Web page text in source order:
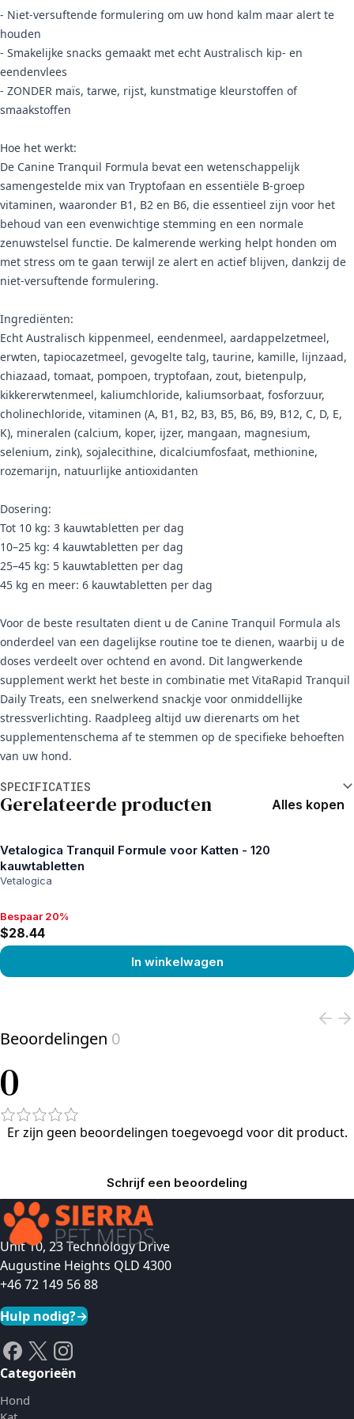
- Niet-versuftende formulering om uw hond kalm maar alert te
houden
- Smakelijke snacks gemaakt met echt Australisch kip- en
eendenvlees
- ZONDER maïs, tarwe, rijst, kunstmatige kleurstoffen of
smaakstoffen
Hoe het werkt:
De Canine Tranquil Formula bevat een wetenschappelijk
samengestelde mix van Tryptofaan en essentiële B-groep
vitaminen, waaronder B1, B2 en B6, die essentieel zijn voor het
behoud van een evenwichtige stemming en een normale
zenuwstelsel functie. De kalmerende werking helpt honden om
met stress om te gaan terwijl ze alert en actief blijven, dankzij de
niet-versuftende formulering.
Ingrediënten:
Echt Australisch kippenmeel, eendenmeel, aardappelzetmeel,
erwten, tapiocazetmeel, gevogelte talg, taurine, kamille, lijnzaad,
chiazaad, tomaat, pompoen, tryptofaan, zout, bietenpulp,
kikkererwtenmeel, kaliumchloride, kaliumsorbaat, fosforzuur,
cholinechloride, vitaminen (A, B1, B2, B3, B5, B6, B9, B12, C, D, E,
K), mineralen (calcium, koper, ijzer, mangaan, magnesium,
selenium, zink), sojalecithine, dicalciumfosfaat, methionine,
rozemarijn, natuurlijke antioxidanten
Dosering:
Tot 10 kg: 3 kauwtabletten per dag
10–25 kg: 4 kauwtabletten per dag
25–45 kg: 5 kauwtabletten per dag
45 kg en meer: 6 kauwtabletten per dag
Voor de beste resultaten dient u de Canine Tranquil Formula als
onderdeel van een dagelijkse routine toe te dienen, waarbij u de
doses verdeelt over ochtend en avond. Dit langwerkende
supplement werkt het beste in combinatie met VitaRapid Tranquil
Daily Treats, een snelwerkend snackje voor onmiddellijke
stressverlichting. Raadpleeg altijd uw dierenarts om het
supplementenschema af te stemmen op de specifieke behoeften
van uw hond.
SPECIFICATIES
Gerelateerde producten Alles kopen
Vetalogica Tranquil Formule voor Katten - 120
kauwtabletten
Vetalogica
Bespaar 20%, $28.44
Bespaar 20%
$28.44
In winkelwagen
Beoordelingen 0
0
Er zijn geen beoordelingen toegevoegd voor dit product.
Schrijf een beoordeling
Unit 10, 23 Technology Drive
Augustine Heights QLD 4300
+46 72 149 56 88
Hulp nodig?→
Categorieën
Hond